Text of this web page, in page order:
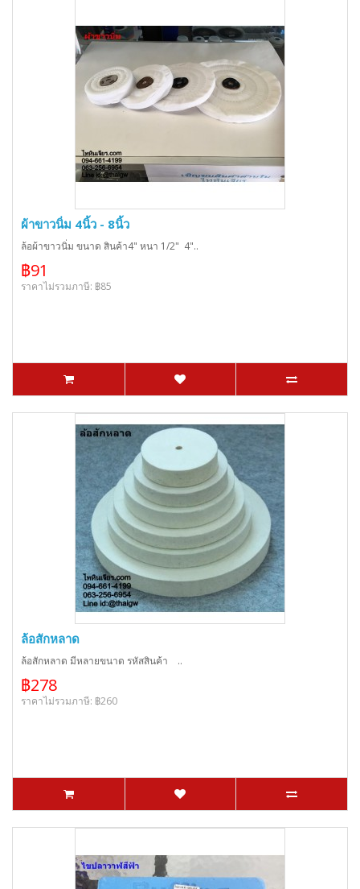
ผ้าขาวนิ่ม 4นิ้ว - 8นิ้ว
ล้อผ้าขาวนิ่ม ขนาด สินค้า4" หนา 1/2" 4"..
฿91
ราคาไม่รวมภาษี: ฿85
ล้อสักหลาด
ล้อสักหลาด มีหลายขนาด รหัสสินค้า ..
฿278
ราคาไม่รวมภาษี: ฿260